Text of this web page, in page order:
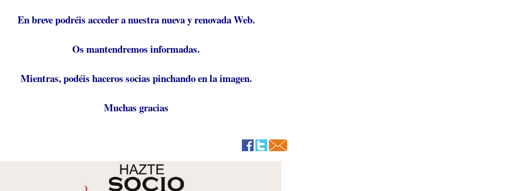
En breve podréis acceder a nuestra nueva y renovada Web.
Os mantendremos informadas.
Mientras, podéis haceros socias pinchando en la imagen.
Muchas gracias